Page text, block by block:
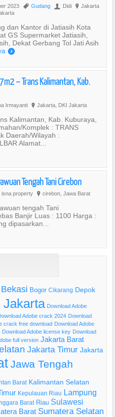
2023 , Gudang U Didi ? Jakarta
dan Kantor di Jatiasih Kota
GS Supermarket Jatiasih,
Dekat Gerbang Tol Jati Asih
)
– Trans Kalimantan, Kab.
Irmayanti ? Jakarta, DKI Jakarta
Kalimantan, Kab. Kuburaya,
Komplek : TRANS
Daerah/Wilayah :
Alamat...
Tengah Tani Cirebon
isna property ? cirebon, Jawa Barat
tengah Tani
Banjir Luas : 1100 Harga :
dipasarkan...
Bekasi Bogor Cikarang Depok
Jakarta Download Adobe
Adobe crack 2024 Download
crack free download Download Adobe
Download Adobe license key Download
full version Jakarta Barat
Jakarta Timur Jakarta
Jawa Tengah
Barat Kalimantan Selatan
Kepulauan Riau Lampung
Barat Riau Sulawesi
Barat Sumatera Selatan